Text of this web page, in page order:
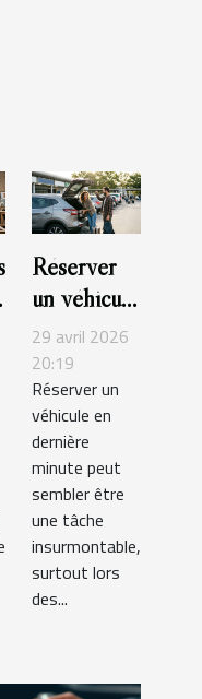
Réserver
un véhicule
en dernière
minute :
mission
impossible
ou
stratégie
maline ?
29 avril 2026
20:19
Réserver un
véhicule en
dernière
minute peut
sembler être
une tâche
insurmontable,
surtout lors
des...